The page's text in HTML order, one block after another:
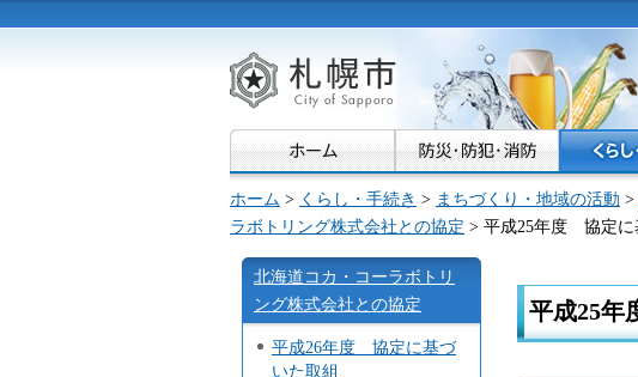
札幌市
ホーム > くらし・手続き > まちづくり・地域の活動 >
ラボトリング株式会社との協定 > 平成25年度 協定に
北海道コカ・コーラボトリ
ング株式会社との協定
平成26年度 協定に基づ
いた取組
平成25年